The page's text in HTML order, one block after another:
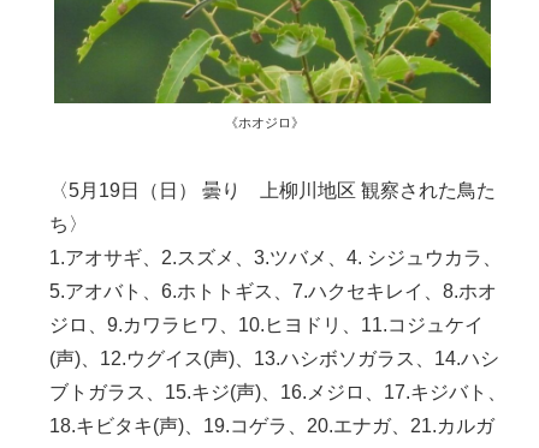
《ホオジロ》
〈5月19日（日） 曇り 上柳川地区 観察された鳥た
ち〉
1.アオサギ、2.スズメ、3.ツバメ、4. シジュウカラ、
5.アオバト、6.ホトトギス、7.ハクセキレイ、8.ホオ
ジロ、9.カワラヒワ、10.ヒヨドリ、11.コジュケイ
(声)、12.ウグイス(声)、13.ハシボソガラス、14.ハシ
ブトガラス、15.キジ(声)、16.メジロ、17.キジバト、
18.キビタキ(声)、19.コゲラ、20.エナガ、21.カルガ